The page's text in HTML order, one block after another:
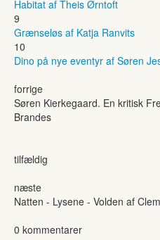
Habitat af Theis Ørntoft
9
Grænseløs af Katja Ranvits
10
Dino på nye eventyr af Søren
forrige
Søren Kierkegaard. En kritisk
Brandes
tilfældig
næste
Natten - Lysene - Volden af
0 kommentarer